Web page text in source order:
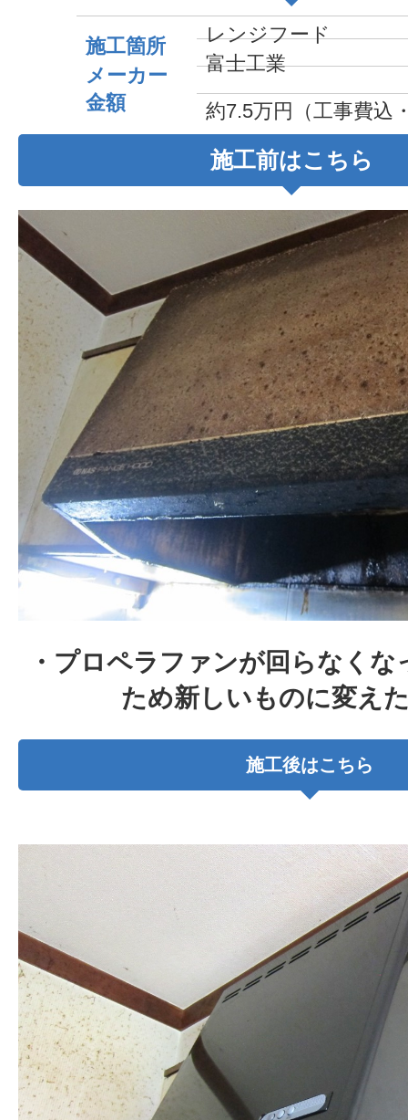
施工箇所
レンジフード
メーカー
富士工業
金額
約7.5万円（工事費込
施工前はこちら
・プロペラファンが回らなく
ため新しいものに変え
施工後はこちら